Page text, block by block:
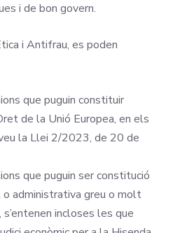
i de bon govern.
i Antifrau, es poden
que puguin constituir
de la Unió Europea, en els
la Llei 2/2023, de 20 de
que puguin ser constitució
o administrativa greu o molt
incloses les que